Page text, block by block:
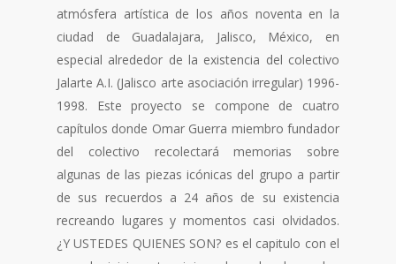
atmósfera artística de los años noventa en la
ciudad de Guadalajara, Jalisco, México, en
especial alrededor de la existencia del colectivo
Jalarte A.I. (Jalisco arte asociación irregular) 1996-
1998. Este proyecto se compone de cuatro
capítulos donde Omar Guerra miembro fundador
del colectivo recolectará memorias sobre
algunas de las piezas icónicas del grupo a partir
de sus recuerdos a 24 años de su existencia
recreando lugares y momentos casi olvidados.
¿Y USTEDES QUIENES SON? es el capitulo con el